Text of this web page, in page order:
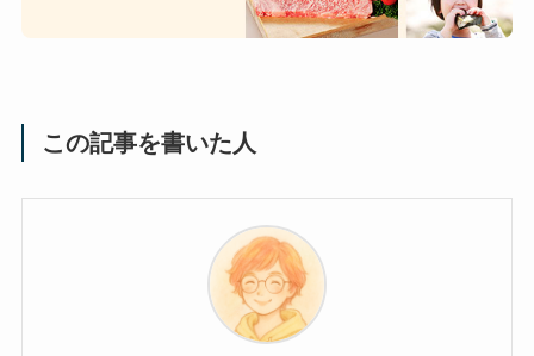
この記事を書いた人